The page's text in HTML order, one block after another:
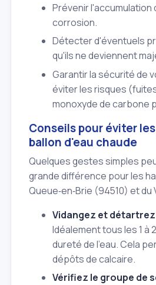
Prévenir l'accumulation
corrosion.
Détecter d'éventuels
qu'ils ne deviennent
Garantir la sécurité de
éviter les risques
monoxyde de carbone
Conseils pour éviter
ballon d'eau chaude
Quelques gestes simples
grande différence pour les
Queue‑en‑Brie (94510) et du
Vidangez et
Idéalement tous les 1 à
dureté de l'eau. Cela
dépôts de calcaire.
Vérifiez le groupe de